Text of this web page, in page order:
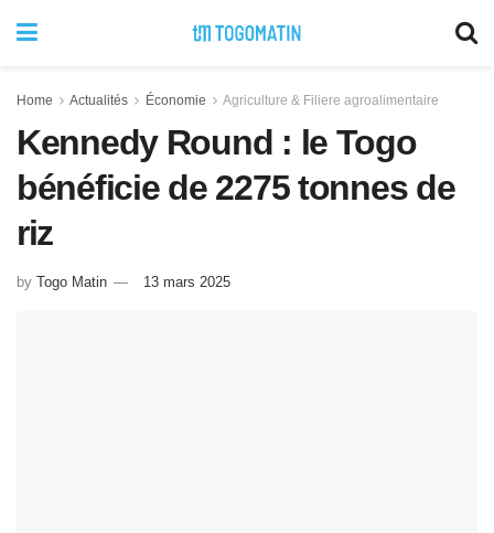
Home Actualités Économie Agriculture & Filiere agroalimentaire
Kennedy Round : le Togo
bénéficie de 2275 tonnes de
riz
by Togo Matin 13 mars 2025